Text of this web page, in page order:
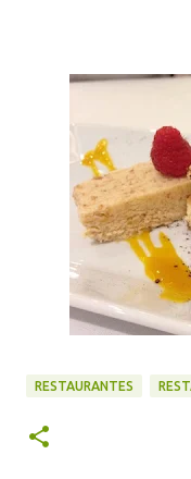
RESTAURANTES